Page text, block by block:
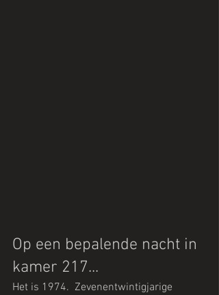
Op een bepalende nacht in
kamer 217...
Het is 1974.  Zevenentwintigjarige